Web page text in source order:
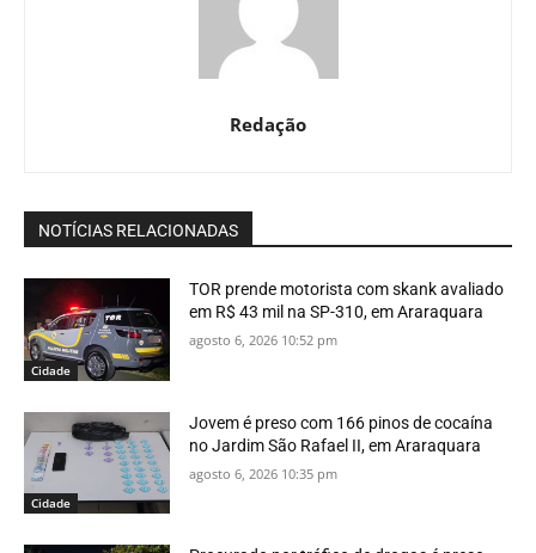
Redação
NOTÍCIAS RELACIONADAS
Cidade
TOR prende motorista com skank avaliado
em R$ 43 mil na SP-310, em Araraquara
agosto 6, 2026 10:52 pm
Cidade
Jovem é preso com 166 pinos de cocaína
no Jardim São Rafael II, em Araraquara
agosto 6, 2026 10:35 pm